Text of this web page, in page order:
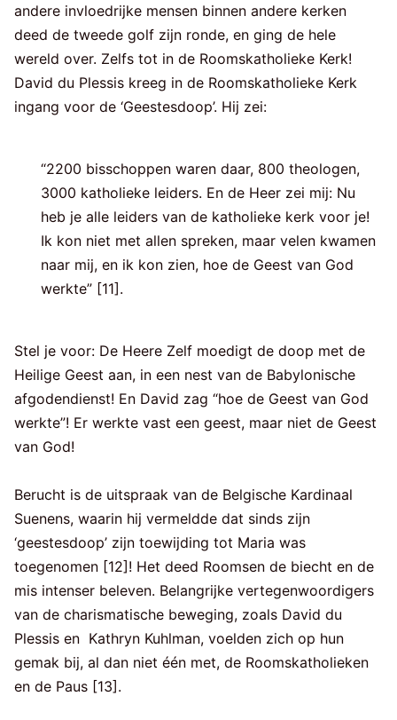
andere invloedrijke mensen binnen andere kerken
deed de tweede golf zijn ronde, en ging de hele
wereld over. Zelfs tot in de Roomskatholieke Kerk!
David du Plessis kreeg in de Roomskatholieke Kerk
ingang voor de ‘Geestesdoop’. Hij zei:
“2200 bisschoppen waren daar, 800 theologen,
3000 katholieke leiders. En de Heer zei mij: Nu
heb je alle leiders van de katholieke kerk voor je!
Ik kon niet met allen spreken, maar velen kwamen
naar mij, en ik kon zien, hoe de Geest van God
werkte” [11].
Stel je voor: De Heere Zelf moedigt de doop met de
Heilige Geest aan, in een nest van de Babylonische
afgodendienst! En David zag “hoe de Geest van God
werkte”! Er werkte vast een geest, maar niet de Geest
van God!
Berucht is de uitspraak van de Belgische Kardinaal
Suenens, waarin hij vermeldde dat sinds zijn
‘geestesdoop’ zijn toewijding tot Maria was
toegenomen [12]! Het deed Roomsen de biecht en de
mis intenser beleven. Belangrijke vertegenwoordigers
van de charismatische beweging, zoals David du
Plessis en Kathryn Kuhlman, voelden zich op hun
gemak bij, al dan niet één met, de Roomskatholieken
en de Paus [13].